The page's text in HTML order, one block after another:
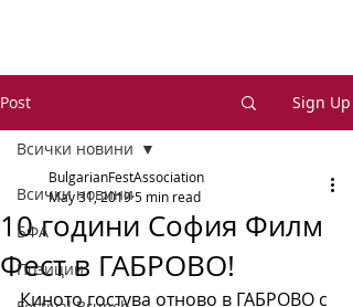
Post Sign Up
Всички новини
БФА
Позиции
Всички новини
10 години София Филм
Фест в ГАБРОВО!
BulgarianFestAssociation
May 31, 20195 min read
Киното гостува отново в ГАБРОВО с